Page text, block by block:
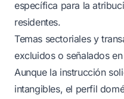
específica para la
residentes.
Temas sectoriales y
excluidos o señalados
Aunque la instrucción
intangibles, el perfil